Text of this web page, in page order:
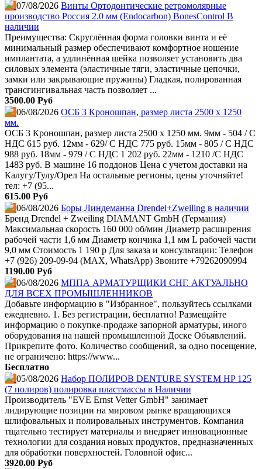
07/08/2026 Винты Ортодонтические ретромолярные
производство Россия 2.0 мм (Endocarbon) BonesControl В
наличии
Преимущества: Скруглённая форма головки винта и её
минимальный размер обеспечивают комфортное ношение
имплантата, а удлинённая шейка позволяет установить два
силовых элемента (эластичные тяги, эластичные цепочки,
замки или закрывающие пружины) Гладкая, полированная
трансгингивальная часть позволяет ...
3500.00 Руб
06/08/2026 ОСБ 3 Кроношпан, размер листа 2500 х 1250
мм.
ОСБ 3 Кроношпан, размер листа 2500 х 1250 мм. 9мм - 504 / С
НДС 615 руб. 12мм - 629/ С НДС 775 руб. 15мм - 805 / С НДС
988 руб. 18мм - 979 / С НДС 1 202 руб. 22мм - 1210 /С НДС
1483 руб. В машине 16 поддонов Цена с учетом доставки на
Калугу/Тулу/Орел На остальные регионы, цены уточняйте!
тел: +7 (95...
615.00 Руб
06/08/2026 Боры Линдеманна Drendel+Zweiling в наличии
Бренд Drendel + Zweiling DIAMANT GmbH (Германия)
Максимальная скорость 160 000 об/мин Диаметр расширения
рабочей части 1,6 мм Диаметр кончика 1,1 мм L рабочей части
9,0 мм Стоимость 1 190 р Для заказа и консультации: Телефон
+7 (926) 209-09-94 (МАХ, WhatsApp) Звоните +79262090994
1190.00 Руб
06/08/2026 МППА АРМАТУРЩИКИ СНГ. АКТУАЛЬНО
ДЛЯ ВСЕХ ПРОМЫШЛЕННИКОВ
Добавьте информацию в "Избранное", пользуйтесь ссылками
ежедневно. 1. Без регистрации, бесплатно! Размещайте
информацию о покупке-продаже запорной арматуры, иного
оборудования на нашей промышленной Доске Объявлений.
Прикрепите фото. Количество сообщений, за одно посещение,
не ограничено: https://www...
Бесплатно
05/08/2026 Набор ПОЛИРОВ DENTURE SYSTEM HP 125
(7 полиров) полировка пластмассы в Наличии
Производитель "EVE Ernst Vetter GmbH" занимает
лидирующие позиции на мировом рынке вращающихся
шлифовальных и полировальных инструментов. Компания
тщательно тестирует материалы и внедряет инновационные
технологии для создания новых продуктов, предназначенных
для обработки поверхностей. Головной офис...
3920.00 Руб